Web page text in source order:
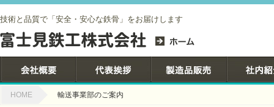
技術と品質で「安全・安心な鉄骨」をお届けします
HOME 輸送事業部のご案内